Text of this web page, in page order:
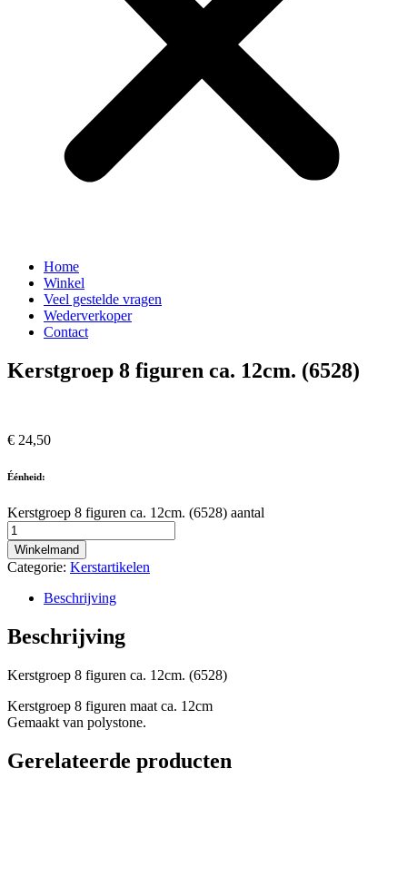
Home
Winkel
Veel gestelde vragen
Wederverkoper
Contact
Kerstgroep 8 figuren ca. 12cm. (6528)
€ 24,50
Éénheid:
Kerstgroep 8 figuren ca. 12cm. (6528) aantal
Winkelmand
Categorie: Kerstartikelen
Beschrijving
Beschrijving
Kerstgroep 8 figuren ca. 12cm. (6528)
Kerstgroep 8 figuren maat ca. 12cm
Gemaakt van polystone.
Gerelateerde producten